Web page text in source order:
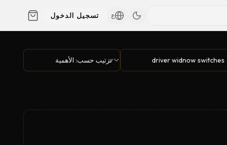
ع تسجيل الدخول